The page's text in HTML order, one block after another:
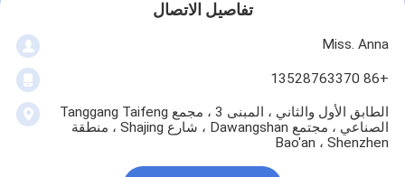
تفاصيل الاتصال
Miss. Anna
+86 13528763370
الطابق الأول والثاني ، المبنى 3 ، مجمع Tanggang Taifeng
الصناعي ، مجتمع Dawangshan ، شارع Shajing ، منطقة
Bao'an ، Shenzhen